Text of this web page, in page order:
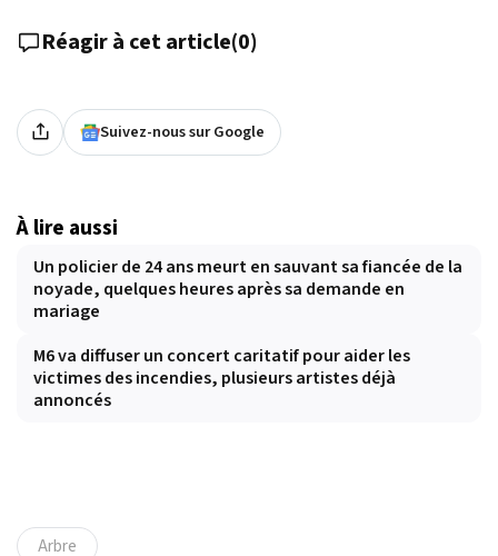
Réagir à cet article(0)
Suivez-nous sur Google
À lire aussi
Un policier de 24 ans meurt en sauvant sa fiancée de la
noyade, quelques heures après sa demande en
mariage
M6 va diffuser un concert caritatif pour aider les
victimes des incendies, plusieurs artistes déjà
annoncés
Arbre